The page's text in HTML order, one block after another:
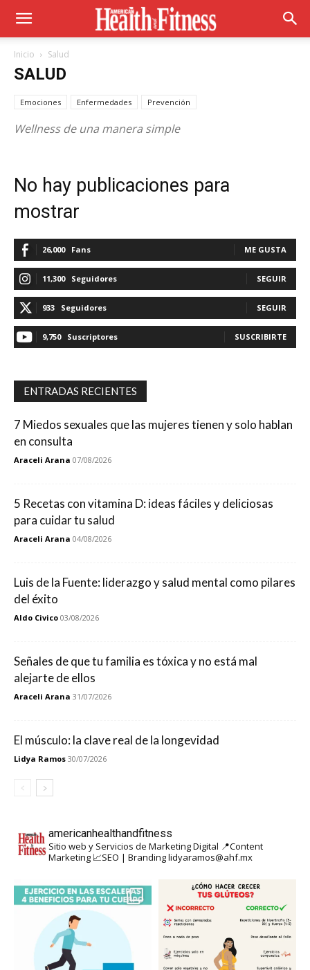
Inicio Salud
SALUD
Emociones Enfermedades Prevención
Wellness de una manera simple
No hay publicaciones para
mostrar
26,000 Fans ME GUSTA
11,300 Seguidores SEGUIR
933 Seguidores SEGUIR
9,750 Suscriptores SUSCRIBIRTE
ENTRADAS RECIENTES
7 Miedos sexuales que las mujeres tienen y solo hablan
en consulta
Araceli Arana 07/08/2026
5 Recetas con vitamina D: ideas fáciles y deliciosas
para cuidar tu salud
Araceli Arana 04/08/2026
Luis de la Fuente: liderazgo y salud mental como pilares
del éxito
Aldo Civico 03/08/2026
Señales de que tu familia es tóxica y no está mal
alejarte de ellos
Araceli Arana 31/07/2026
El músculo: la clave real de la longevidad
Lidya Ramos 30/07/2026
americanhealthandfitness
Sitio web y Servicios de Marketing Digital 📍Content
Marketing 📈SEO | Brandinglidyaramos@ahf.mx